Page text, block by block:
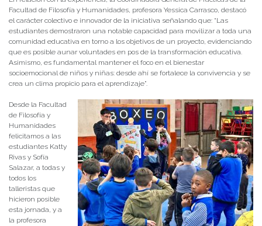
Facultad de Filosofía y Humanidades, profesora Yessica Carrasco, destacó
el carácter colectivo e innovador de la iniciativa señalando que: “Las
estudiantes demostraron una notable capacidad para movilizar a toda una
comunidad educativa en torno a los objetivos de un proyecto, evidenciando
que es posible aunar voluntades en pos de la transformación educativa.
Asimismo, es fundamental mantener el foco en el bienestar
socioemocional de niños y niñas: desde ahí se fortalece la convivencia y se
crea un clima propicio para el aprendizaje”.
Desde la Facultad
de Filosofía y
Humanidades
felicitamos a las
estudiantes Katty
Rivas y Sofía
Salazar, a todas y
todos los
talleristas que
hicieron posible
esta jornada, y a
la profesora